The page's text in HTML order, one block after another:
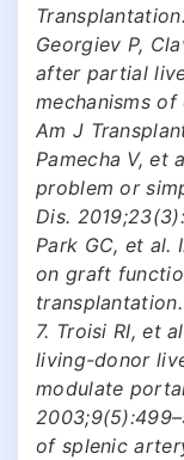
Georgiev P,
after partial
mechanisms
Am J
Pamecha V, et
problem or
Dis.
Park GC, et
on graft
7. Troisi RI, et
living-donor
modulate
of splenic